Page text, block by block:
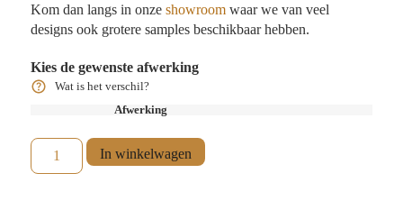
Kom dan langs in onze showroomwaar we van veel
designs ook grotere samples beschikbaar hebben.
Kies de gewenste afwerking
Wat is het verschil?
Afwerking
In winkelwagen